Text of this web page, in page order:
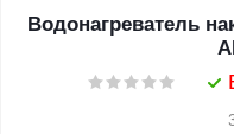
Водонагреватель